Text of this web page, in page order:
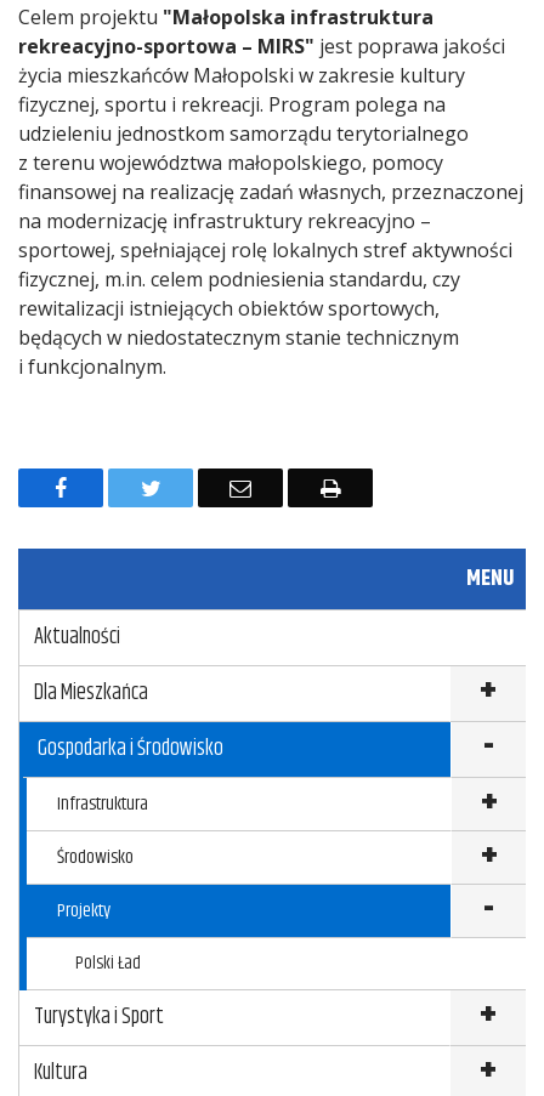
Celem projektu "Małopolska infrastruktura
rekreacyjno-sportowa – MIRS" jest poprawa jakości
życia mieszkańców Małopolski w zakresie kultury
fizycznej, sportu i rekreacji. Program polega na
udzieleniu jednostkom samorządu terytorialnego
z terenu województwa małopolskiego, pomocy
finansowej na realizację zadań własnych, przeznaczonej
na modernizację infrastruktury rekreacyjno –
sportowej, spełniającej rolę lokalnych stref aktywności
fizycznej, m.in. celem podniesienia standardu, czy
rewitalizacji istniejących obiektów sportowych,
będących w niedostatecznym stanie technicznym
i funkcjonalnym.
F
e
b
o
o
k
T
t
r
E
i
D
k
MENU
Aktualności
Dla Mieszkańca
Gospodarka i Środowisko
Infrastruktura
Środowisko
Projekty
Polski Ład
Turystyka i Sport
Kultura